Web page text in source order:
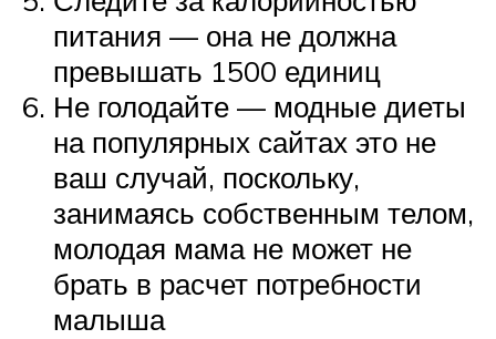
питания — она не должна
превышать 1500 единиц
Не голодайте — модные диеты
на популярных сайтах это не
ваш случай, поскольку,
занимаясь собственным телом,
молодая мама не может не
брать в расчет потребности
малыша